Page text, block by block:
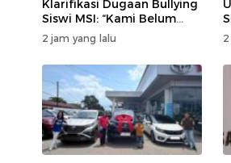
Klarifikasi Dugaan Bullying
Siswi MSI: “Kami Belum
Menemukan Unsur
Perundungan”
2 jam yang lalu